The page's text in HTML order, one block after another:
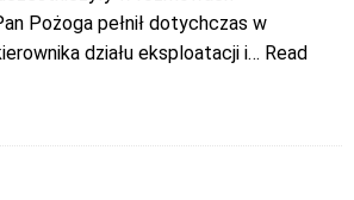
Pożoga pełnił dotychczas w
działu eksploatacji i… Read